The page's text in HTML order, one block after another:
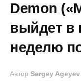
Demon
выйдет в
неделю
Автор Sergey Ageyev